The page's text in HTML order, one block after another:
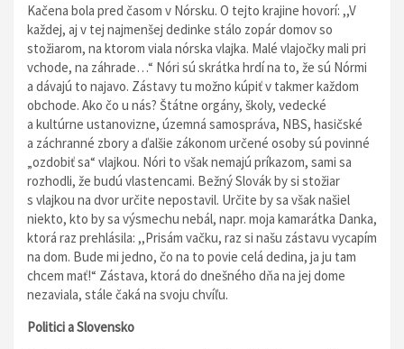
Kačena bola pred časom v Nórsku. O tejto krajine hovorí: ,,V
každej, aj v tej najmenšej dedinke stálo zopár domov so
stožiarom, na ktorom viala nórska vlajka. Malé vlajočky mali pri
vchode, na záhrade…“ Nóri sú skrátka hrdí na to, že sú Nórmi
a dávajú to najavo. Zástavy tu možno kúpiť v takmer každom
obchode. Ako čo u nás? Štátne orgány, školy, vedecké
a kultúrne ustanovizne, územná samospráva, NBS, hasičské
a záchranné zbory a ďalšie zákonom určené osoby sú povinné
„ozdobiť sa“ vlajkou. Nóri to však nemajú príkazom, sami sa
rozhodli, že budú vlastencami. Bežný Slovák by si stožiar
s vlajkou na dvor určite nepostavil. Určite by sa však našiel
niekto, kto by sa výsmechu nebál, napr. moja kamarátka Danka,
ktorá raz prehlásila: ,,Prisám vačku, raz si našu zástavu vycapím
na dom. Bude mi jedno, čo na to povie celá dedina, ja ju tam
chcem mať!“ Zástava, ktorá do dnešného dňa na jej dome
nezaviala, stále čaká na svoju chvíľu.
Politici a Slovensko